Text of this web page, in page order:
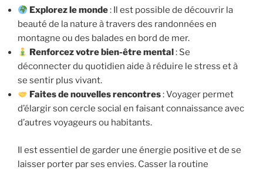
Explorez le monde: Il est possible de découvrir la
beauté de la nature à travers des randonnées en
montagne ou des balades en bord de mer.
Renforcez votre bien-être mental : Se
déconnecter du quotidien aide à réduire le stress et à
se sentir plus vivant.
Faites de nouvelles rencontres: Voyager permet
d’élargir son cercle social en faisant connaissance avec
d’autres voyageurs ou habitants.
Il est essentiel de garder une énergie positive et de se
laisser porter par ses envies. Casser la routine